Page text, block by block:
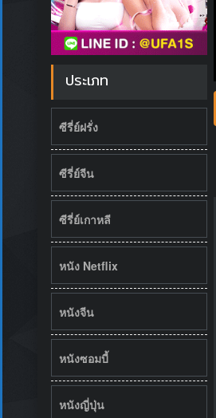
ประเภท
ซีรี่ย์ฝรั่ง
ซีรี่ย์จีน
ซีรี่ย์เกาหลี
หนัง Netflix
หนังจีน
หนังซอมบี้
หนังญี่ปุ่น